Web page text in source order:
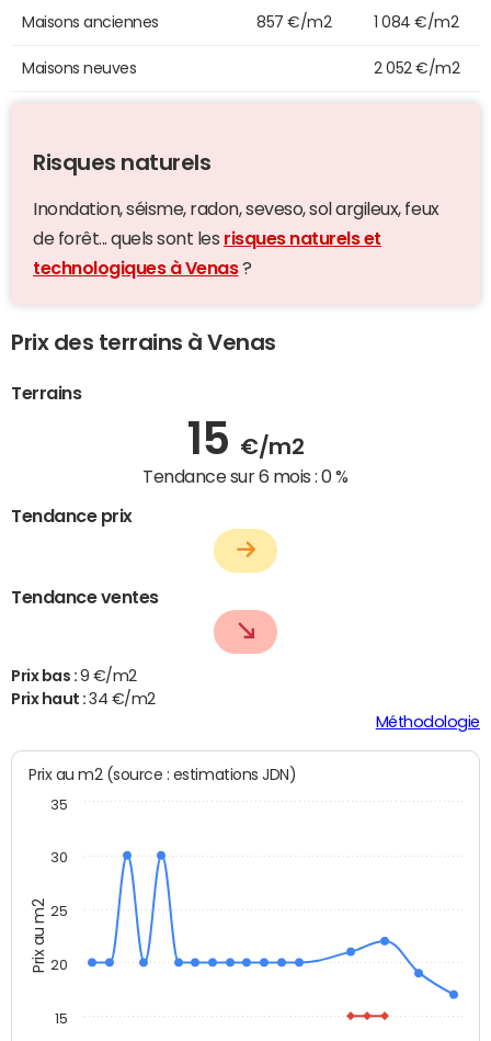
Maisons anciennes 857 €/m2 1 084 €/m2
Maisons neuves 2 052 €/m2
Risques naturels
Inondation, séisme, radon, seveso, sol argileux, feux
de forêt... quels sont les risques naturels et
technologiques à Venas?
Prix des terrains à Venas
Terrains
15 €/m2
Tendance sur 6 mois :0 %
Tendance prix
Tendance ventes
Prix bas : 9 €/m2
Prix haut :34 €/m2
Méthodologie
Prix au m2
Prix au m2 (source : estimations JDN)
15
20
25
30
35